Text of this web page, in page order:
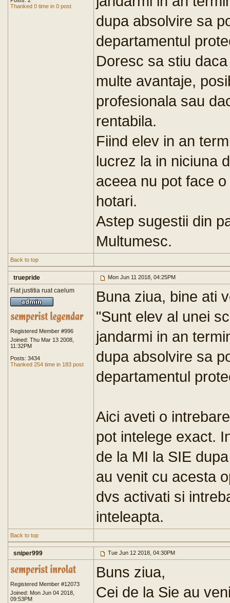
Thanked 0 time in 0 post
dupa absolvire sa
departamentul
Doresc sa stiu
multe avantaje,
profesionala sau
rentabila.
Fiind elev in an
lucrez la in niciuna
aceea nu pot face
hotari.
Astep sugestii din
Multumesc.
Back to top
truepride Mon Jun 11 2018, 04:25PM
Fiat justitia ruat caelum
Registered Member #996
Joined: Thu Mar 13 2008,
11:32PM
Posts: 3434
Thanked 254 time in 183 post
Buna ziua, bine ati
"Sunt elev al unei
jandarmi in an
dupa absolvire sa
departamentul
Aici aveti o
pot intelege exact.
de la MI la SIE
au venit cu acesta
dvs activati si
inteleapta.
Back to top
sniper999 Tue Jun 12 2018, 04:30PM
Registered Member #12073
Joined: Mon Jun 04 2018,
09:53PM
Buns ziua,
Cei de la Sie au